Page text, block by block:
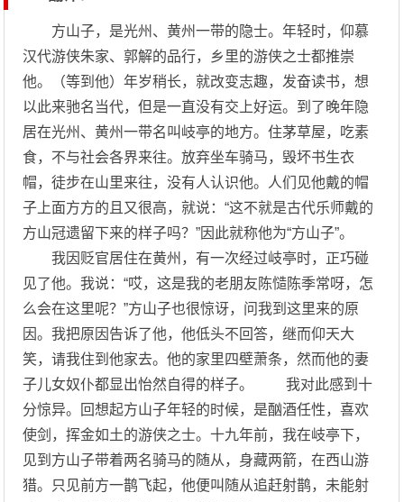
方山子，是光州、黄州一带的隐士。年轻时，仰慕
汉代游侠朱家、郭解的品行，乡里的游侠之士都推崇
他。（等到他）年岁稍长，就改变志趣，发奋读书，想
以此来驰名当代，但是一直没有交上好运。到了晚年隐
居在光州、黄州一带名叫岐亭的地方。住茅草屋，吃素
食，不与社会各界来往。放弃坐车骑马，毁坏书生衣
帽，徒步在山里来往，没有人认识他。人们见他戴的帽
子上面方方的且又很高，就说：“这不就是古代乐师戴的
方山冠遗留下来的样子吗？”因此就称他为“方山子”。
我因贬官居住在黄州，有一次经过岐亭时，正巧碰
见了他。我说：“哎，这是我的老朋友陈慥陈季常呀，怎
么会在这里呢？”方山子也很惊讶，问我到这里来的原
因。我把原因告诉了他，他低头不回答，继而仰天大
笑，请我住到他家去。他的家里四壁萧条，然而他的妻
子儿女奴仆都显出怡然自得的样子。 我对此感到十
分惊异。回想起方山子年轻的时候，是酗酒任性，喜欢
使剑，挥金如土的游侠之士。十九年前，我在岐亭下，
见到方山子带着两名骑马的随从，身藏两箭，在西山游
猎。只见前方一鹊飞起，他便叫随从追赶射鹊，未能射